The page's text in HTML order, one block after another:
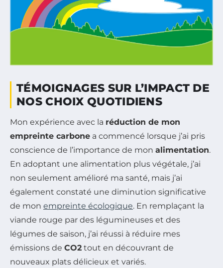
TÉMOIGNAGES SUR L’IMPACT DE
NOS CHOIX QUOTIDIENS
Mon expérience avec la réduction de mon
empreinte carbone a commencé lorsque j’ai pris
conscience de l’importance de mon alimentation.
En adoptant une alimentation plus végétale, j’ai
non seulement amélioré ma santé, mais j’ai
également constaté une diminution significative
de mon empreinte écologique. En remplaçant la
viande rouge par des légumineuses et des
légumes de saison, j’ai réussi à réduire mes
émissions de CO2 tout en découvrant de
nouveaux plats délicieux et variés.